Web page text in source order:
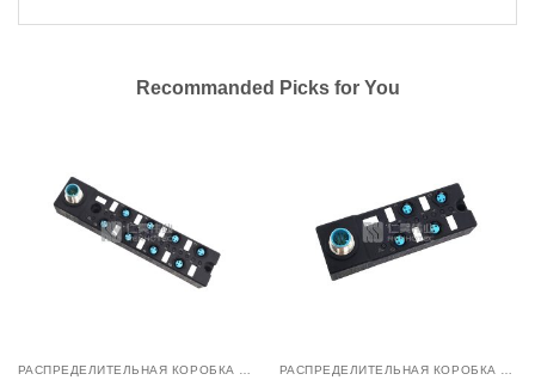
Recommanded Picks for You